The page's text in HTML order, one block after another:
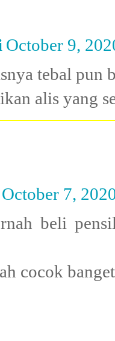
October 9,
tebal pun
alis yang
October 7,
beli
cocok